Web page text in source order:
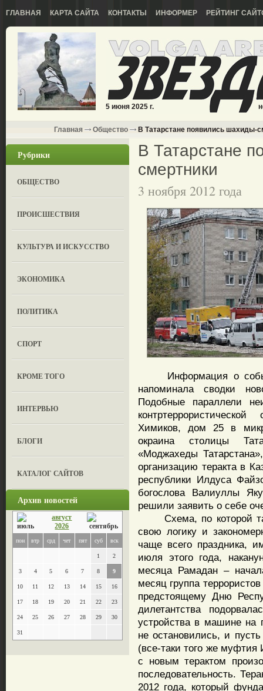
ГЛАВНАЯ КАРТА САЙТА КОНТАКТЫ ИНФОРМЕР РЕЙТИНГ
5 июня 2025 г.
Главная Общество В Татарстане появились шахиды-
Рубрики
ОБЩЕСТВО
ПРОИСШЕСТВИЯ
КУЛЬТУРА И ИСКУССТВО
ЭКОНОМИКА
ПОЛИТИКА
СПОРТ
КРОМЕ ТОГО
ИНТЕРВЬЮ
БЛОГИ
КАТАЛОГ САЙТОВ
Архив новостей
август
2026
пон втр срд чет пят суб вск
1 2
3 4 5 6 7 8 9
10 11 12 13 14 15 16
17 18 19 20 21 22 23
24 25 26 27 28 29 30
31
В Татарстане
смертники
3 ноября 2012 года
Информация о
напоминала сводки
Подобные параллели
Химиков, дом 25 в
окраина столицы
«Моджахеды
организацию теракта в
республики Илдуса
богослова Валиуллы
решили заявить о себе
Схема, по которой
свою логику и
чаще всего праздника,
июля этого года,
месяца Рамадан –
месяц группа
предстоящему Дню
дилетантства
устройства в машине на
не остановились, и
(все-таки того же
с новым терактом
последовательность.
2012 года, который